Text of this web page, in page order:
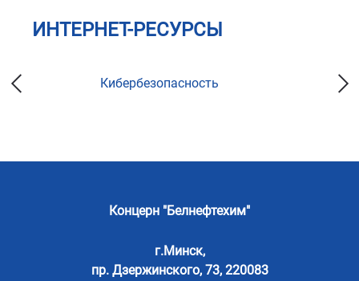
ИНТЕРНЕТ-РЕСУРСЫ
Кибербезопасность
Концерн "Белнефтехим"
г.Минск,
пр. Дзержинского, 73, 220083